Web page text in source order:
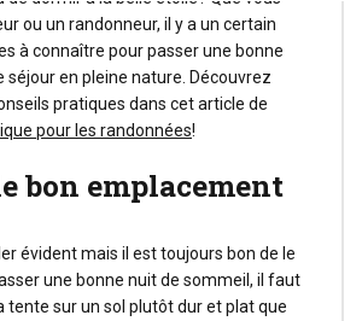
ou un randonneur, il y a un certain
à connaître pour passer une bonne
séjour en pleine nature. Découvrez
pratiques dans cet article de
pour les randonnées!
bon emplacement
évident mais il est toujours bon de le
une bonne nuit de sommeil, il faut
tente sur un sol plutôt dur et plat que